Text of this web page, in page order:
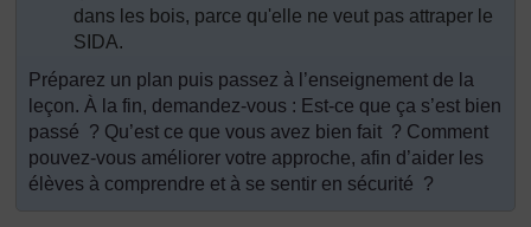
dans les bois, parce qu'elle ne veut pas attraper le
SIDA.
Préparez un plan puis passez à l’enseignement de la
leçon. À la fin, demandez-vous : Est-ce que ça s’est bien
passé ? Qu’est ce que vous avez bien fait ? Comment
pouvez-vous améliorer votre approche, afin d’aider les
élèves à comprendre et à se sentir en sécurité ?